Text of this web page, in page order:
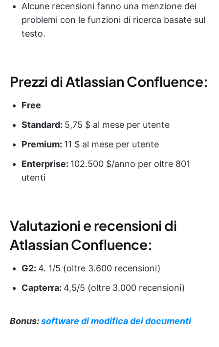
Alcune recensioni fanno una menzione dei
problemi con le funzioni di ricerca basate sul
testo.
Prezzi di Atlassian Confluence:
Free
Standard: 5,75 $ al mese per utente
Premium: 11 $ al mese per utente
Enterprise: 102.500 $/anno per oltre 801
utenti
Valutazioni e recensioni di
Atlassian Confluence:
G2: 4. 1/5 (oltre 3.600 recensioni)
Capterra: 4,5/5 (oltre 3.000 recensioni)
Bonus:software di modifica dei documenti